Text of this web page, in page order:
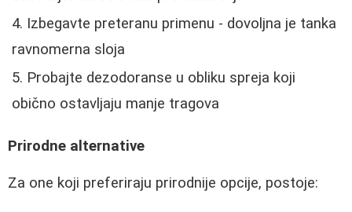
Izbegavte preteranu primenu - dovoljna je tanka
ravnomerna sloja
Probajte dezodoranse u obliku spreja koji
obično ostavljaju manje tragova
Prirodne alternative
Za one koji preferiraju prirodnije opcije, postoje: